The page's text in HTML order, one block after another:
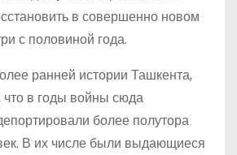
в совершенно новом
с половиной года.
ранней истории Ташкента,
что в годы войны сюда
более полутора
В их числе были выдающиеся